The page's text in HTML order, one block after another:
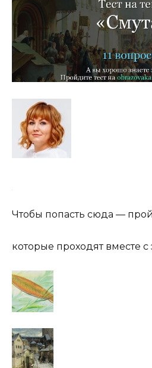
Чтобы попасть сюда —
которые проходят вместе с